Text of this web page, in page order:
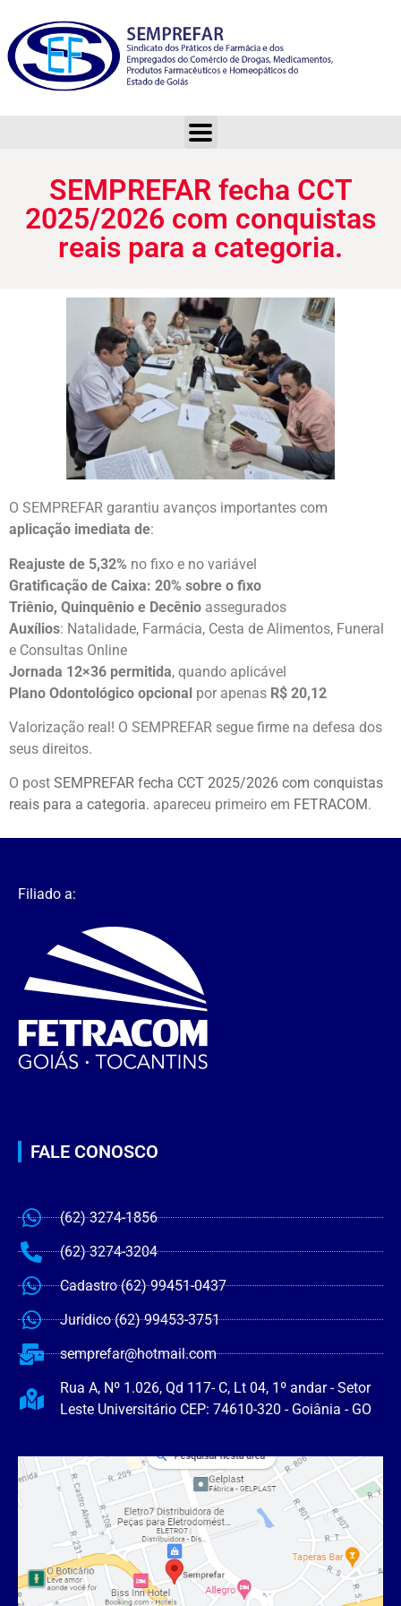
SEMPREFAR fecha CCT
2025/2026 com conquistas
reais para a categoria.
O SEMPREFAR garantiu avanços importantes com
aplicação imediata de:
Reajuste de 5,32% no fixo e no variável
Gratificação de Caixa: 20% sobre o fixo
Triênio, Quinquênio e Decênio assegurados
Auxílios: Natalidade, Farmácia, Cesta de Alimentos, Funeral
e Consultas Online
Jornada 12×36 permitida, quando aplicável
Plano Odontológico opcional por apenas R$ 20,12
Valorização real! O SEMPREFAR segue firme na defesa dos
seus direitos.
O post SEMPREFAR fecha CCT 2025/2026 com conquistas
reais para a categoria. apareceu primeiro em FETRACOM.
Filiado a:
FALE CONOSCO
(62) 3274-1856
(62) 3274-3204
Cadastro (62) 99451-0437
Jurídico (62) 99453-3751
semprefar@hotmail.com
Rua A, Nº 1.026, Qd 117- C, Lt 04, 1º andar - Setor
Leste Universitário CEP: 74610-320 - Goiânia - GO